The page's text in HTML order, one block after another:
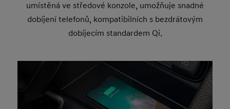
umístěná ve středové konzole, umožňuje snadné
dobíjení telefonů, kompatibilních s bezdrátovým
dobíjecím standardem Qi.